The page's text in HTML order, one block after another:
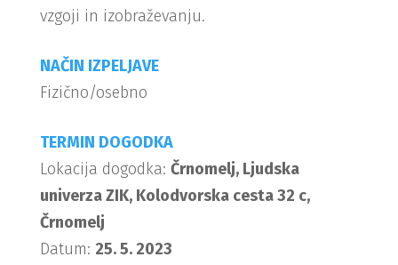
vzgoji in izobraževanju.
NAČIN IZPELJAVE
Fizično/osebno
TERMIN DOGODKA
Lokacija dogodka: Črnomelj, Ljudska
univerza ZIK, Kolodvorska cesta 32 c,
Črnomelj
Datum: 25. 5. 2023